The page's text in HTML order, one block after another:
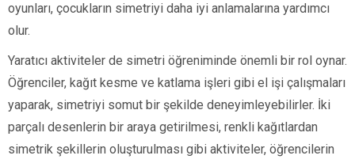
oyunları, çocukların simetriyi daha iyi anlamalarına yardımcı
olur.
Yaratıcı aktiviteler de simetri öğreniminde önemli bir rol oynar.
Öğrenciler, kağıt kesme ve katlama işleri gibi el işi çalışmaları
yaparak, simetriyi somut bir şekilde deneyimleyebilirler. İki
parçalı desenlerin bir araya getirilmesi, renkli kağıtlardan
simetrik şekillerin oluşturulması gibi aktiviteler, öğrencilerin